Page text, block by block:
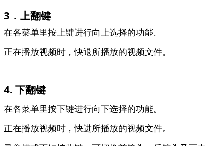
3．上翻键
在各菜单里按上键进行向上选择的功能。
正在播放视频时，快退所播放的视频文件。
4. 下翻键
在各菜单里按下键进行向下选择的功能。
正在播放视频时，快进所播放的视频文件。